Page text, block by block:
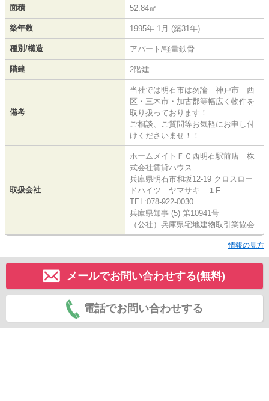
面積 52.84㎡
築年数 1995年 1月 (築31年)
種別/構造 アパート/軽量鉄骨
階建 2階建
備考
当社では明石市は勿論 神戸市 西
区・三木市・加古郡等幅広く物件を
取り扱っております！
ご相談、ご質問等お気軽にお申し付
けくださいませ！！
取扱会社
ホームメイトＦＣ西明石駅前店 株
式会社賃貸ハウス
兵庫県明石市和坂12-19 クロスロー
ドハイツ ヤマサキ １F
TEL:078-922-0030
兵庫県知事 (5) 第10941号
（公社）兵庫県宅地建物取引業協会
情報の見方
メールでお問い合わせする(無料)
電話でお問い合わせする